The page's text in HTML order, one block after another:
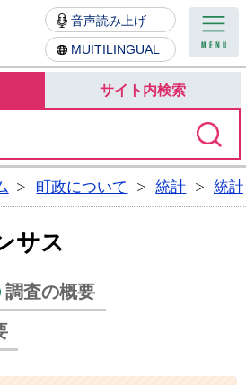
鳩山町
音声読み上げ
MUITILINGUAL
サイト内検索
町政について 統計 統
サス
調査の概要